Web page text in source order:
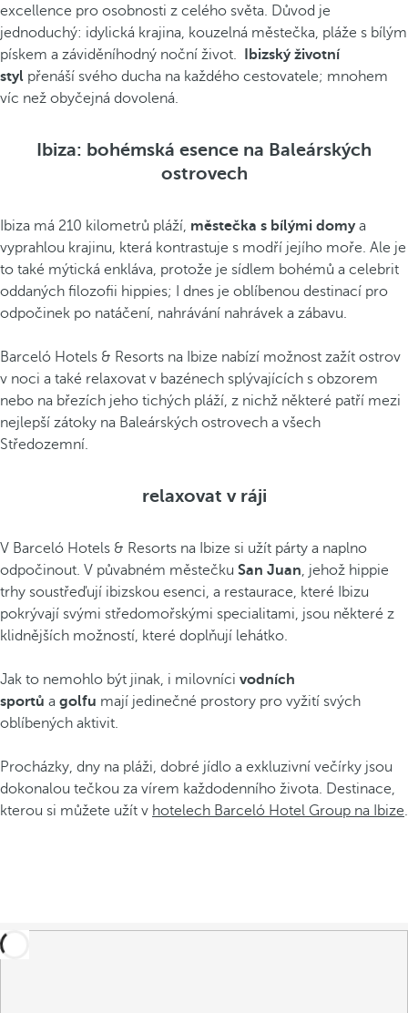
excellence pro osobnosti z celého světa. Důvod je
jednoduchý: idylická krajina, kouzelná městečka, pláže s bílým
pískem a záviděníhodný noční život.
Ibizský životní
styl přenáší svého ducha na každého cestovatele; mnohem
víc než obyčejná dovolená.
Ibiza: bohémská esence na Baleárských
ostrovech
Ibiza má 210 kilometrů pláží, městečka s bílými domya
vyprahlou krajinu, která kontrastuje s modří jejího moře. Ale je
to také mýtická enkláva, protože je sídlem bohémů a celebrit
oddaných filozofii hippies; I dnes je oblíbenou destinací pro
odpočinek po natáčení, nahrávání nahrávek a zábavu.
Barceló Hotels & Resorts na Ibize nabízí možnost zažít ostrov
v noci a také relaxovat v bazénech splývajících s obzorem
nebo na březích jeho tichých pláží, z nichž některé patří mezi
nejlepší zátoky na Baleárských ostrovech a všech
Středozemní.
relaxovat v ráji
V Barceló Hotels & Resorts na Ibize si užít párty a naplno
odpočinout. V půvabném městečku San Juan, jehož hippie
trhy soustřeďují ibizskou esenci, a restaurace, které Ibizu
pokrývají svými středomořskými specialitami, jsou některé z
klidnějších možností, které doplňují lehátko.
Jak to nemohlo být jinak, i milovníci vodních
sportů a golfu mají jedinečné prostory pro vyžití svých
oblíbených aktivit.
Procházky, dny na pláži, dobré jídlo a exkluzivní večírky jsou
dokonalou tečkou za vírem každodenního života. Destinace,
kterou si můžete užít v hotelech Barceló Hotel Group na Ibize.